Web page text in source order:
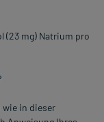
(23 mg) Natrium pro
wie in dieser